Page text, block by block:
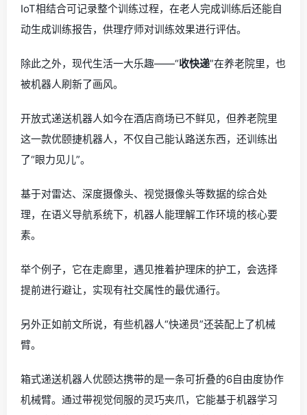
IoT相结合可记录整个训练过程，在老人完成训练后还能自
动生成训练报告，供理疗师对训练效果进行评估。
除此之外，现代生活一大乐趣——“收快递”在养老院里，也
被机器人刷新了画风。
开放式递送机器人如今在酒店商场已不鲜见，但养老院里
这一款优颐捷机器人，不仅自己能认路送东西，还训练出
了“眼力见儿”。
基于对雷达、深度摄像头、视觉摄像头等数据的综合处
理，在语义导航系统下，机器人能理解工作环境的核心要
素。
举个例子，它在走廊里，遇见推着护理床的护工，会选择
提前进行避让，实现有社交属性的最优通行。
另外正如前文所说，有些机器人“快递员”还装配上了机械
臂。
箱式递送机器人优颐达携带的是一条可折叠的6自由度协作
机械臂。通过带视觉伺服的灵巧夹爪，它能基于机器学习